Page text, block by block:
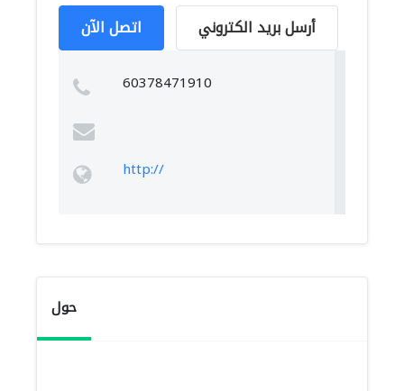
اتصل الآن أرسل بريد الكتروني
60378471910
http://
حول